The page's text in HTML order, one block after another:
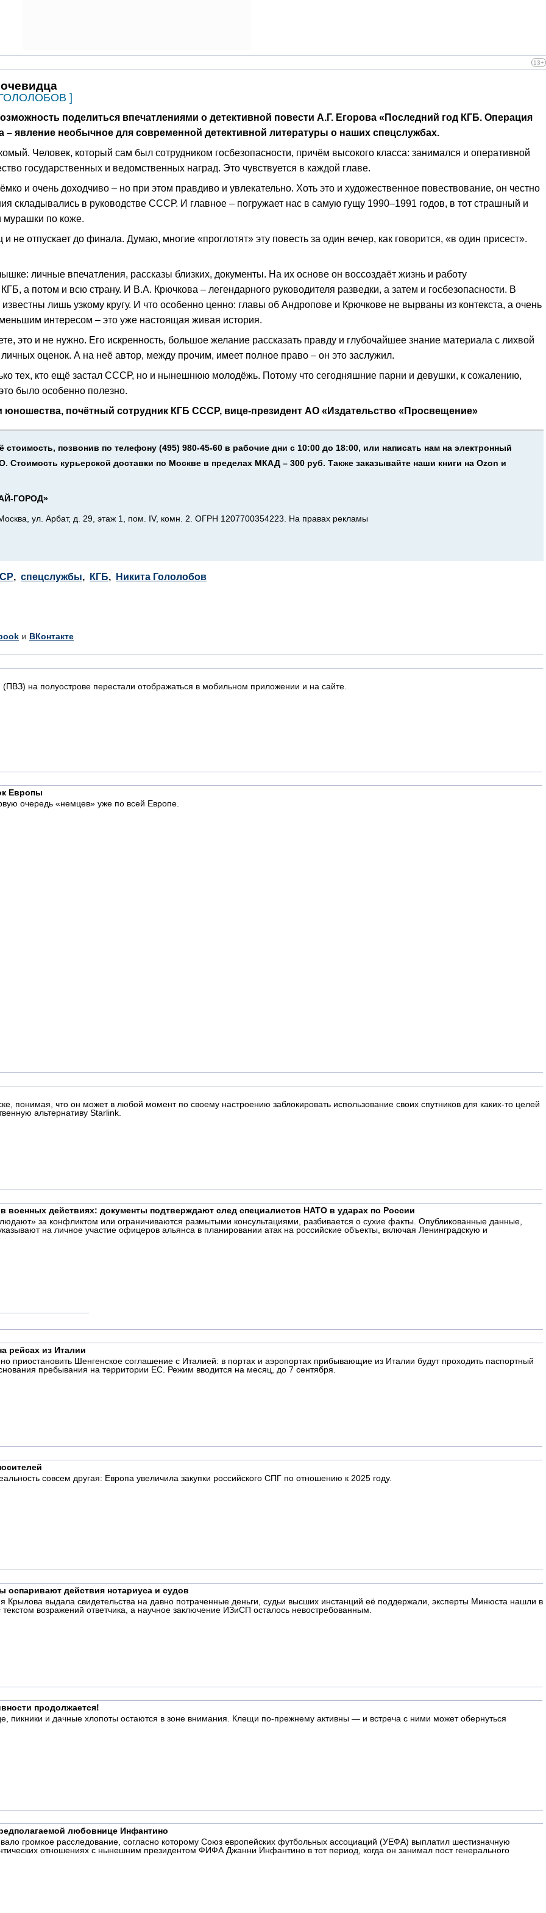
13+
ГОЛОЛОБОВ ]
поделиться впечатлениями о детективной повести А.Г. Егорова «Последний год КГБ. Операция
– явление необычное для современной детективной литературы о наших спецслужбах.
Человек, который сам был сотрудником госбезопасности, причём высокого класса: занимался и оперативной
государственных и ведомственных наград. Это чувствуется в каждой главе.
и очень доходчиво – но при этом правдиво и увлекательно. Хоть это и художественное повествование, он честно
складывались в руководстве СССР. И главное – погружает нас в самую гущу 1990–1991 годов, в тот страшный и
мурашки по коже.
не отпускает до финала. Думаю, многие «проглотят» эту повесть за один вечер, как говорится, «в один присест».
личные впечатления, рассказы близких, документы. На их основе он воссоздаёт жизнь и работу
а потом и всю страну. И В.А. Крючкова – легендарного руководителя разведки, а затем и госбезопасности. В
лишь узкому кругу. И что особенно ценно: главы об Андропове и Крючкове не вырваны из контекста, а очень
интересом – это уже настоящая живая история.
это и не нужно. Его искренность, большое желание рассказать правду и глубочайшее знание материала с лихвой
оценок. А на неё автор, между прочим, имеет полное право – он это заслужил.
тех, кто ещё застал СССР, но и нынешнюю молодёжь. Потому что сегодняшние парни и девушки, к сожалению,
было особенно полезно.
почётный сотрудник КГБ СССР, вице-президент АО «Издательство «Просвещение»
позвонив по телефону (495) 980‑45‑60 в рабочие дни с 10:00 до 18:00, или написать нам на электронный
курьерской доставки по Москве в пределах МКАД – 300 руб. Также заказывайте наши книги на Ozon и
ГОРОД»
ул. Арбат, д. 29, этаж 1, пом. IV, комн. 2. ОГРН 1207700354223. На правах рекламы
, спецслужбы, КГБ, Никита Гололобов
и ВКонтакте
на полуострове перестали отображаться в мобильном приложении и на сайте.
Европы
очередь «немцев» уже по всей Европе.
понимая, что он может в любой момент по своему настроению заблокировать использование своих спутников для каких-то целей
альтернативу Starlink.
военных действиях: документы подтверждают след специалистов НАТО в ударах по России
за конфликтом или ограничиваются размытыми консультациями, разбивается о сухие факты. Опубликованные данные,
на личное участие офицеров альянса в планировании атак на российские объекты, включая Ленинградскую и
рейсах из Италии
приостановить Шенгенское соглашение с Италией: в портах и аэропортах прибывающие из Италии будут проходить паспортный
пребывания на территории ЕС. Режим вводится на месяц, до 7 сентября.
совсем другая: Европа увеличила закупки российского СПГ по отношению к 2025 году.
оспаривают действия нотариуса и судов
Крылова выдала свидетельства на давно потраченные деньги, судьи высших инстанций её поддержали, эксперты Минюста нашли в
возражений ответчика, а научное заключение ИЗиСП осталось невостребованным.
продолжается!
пикники и дачные хлопоты остаются в зоне внимания. Клещи по-прежнему активны — и встреча с ними может обернуться
любовнице Инфантино
громкое расследование, согласно которому Союз европейских футбольных ассоциаций (УЕФА) выплатил шестизначную
отношениях с нынешним президентом ФИФА Джанни Инфантино в тот период, когда он занимал пост генерального